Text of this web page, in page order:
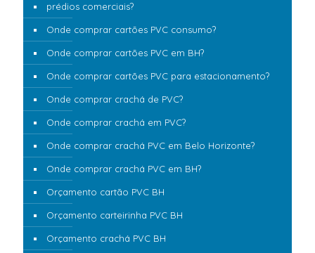
prédios comerciais?
Onde comprar cartões PVC consumo?
Onde comprar cartões PVC em BH?
Onde comprar cartões PVC para estacionamento?
Onde comprar crachá de PVC?
Onde comprar crachá em PVC?
Onde comprar crachá PVC em Belo Horizonte?
Onde comprar crachá PVC em BH?
Orçamento cartão PVC BH
Orçamento carteirinha PVC BH
Orçamento crachá PVC BH